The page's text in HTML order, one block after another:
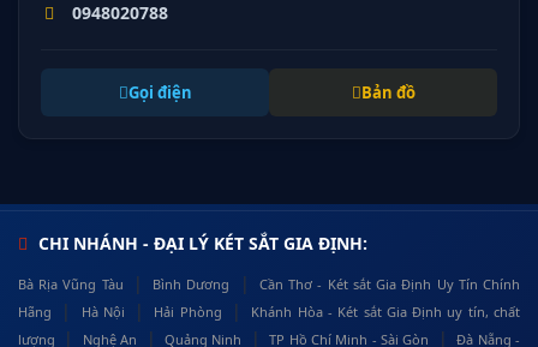
0948020788
Gọi điện Bản đồ
CHI NHÁNH - ĐẠI LÝ KÉT SẮT GIA ĐỊNH:
Bà Rịa Vũng Tàu | Bình Dương |
Cần Thơ - Két sắt Gia Định Uy Tín Chính
Hãng
| Hà Nội | Hải Phòng |
Khánh Hòa - Két sắt Gia Định uy tín, chất
lượng
| Nghệ An | Quảng Ninh | TP Hồ Chí Minh - Sài Gòn | Đà Nẵng -